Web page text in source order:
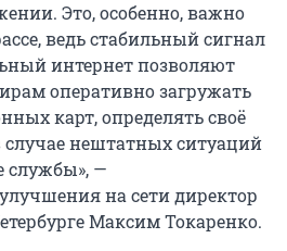
Это, особенно, важно
ведь стабильный сигнал
интернет позволяют
оперативно загружать
карт, определять своё
случае нештатных ситуаций
службы», —
на сети директор
Максим Токаренко.